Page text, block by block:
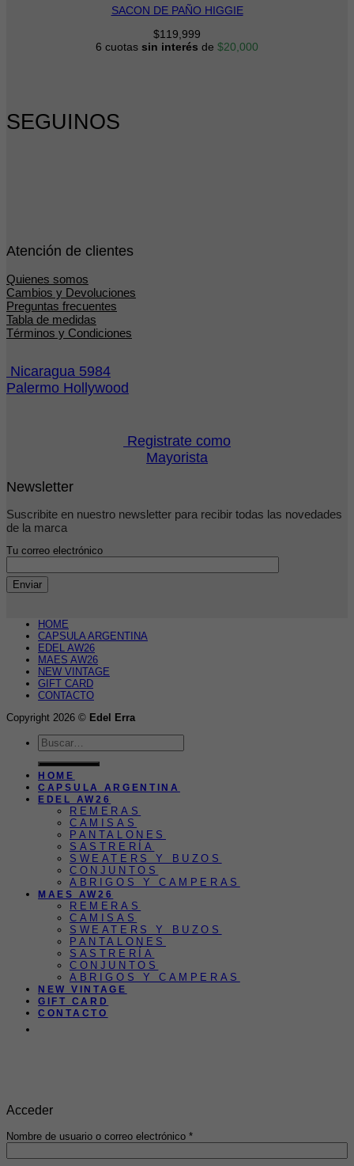
SACON DE PAÑO HIGGIE
$119,999
6 cuotas sin interés de $20,000
SEGUINOS
Atención de clientes
Quienes somos
Cambios y Devoluciones
Preguntas frecuentes
Tabla de medidas
Términos y Condiciones
Nicaragua 5984
Palermo Hollywood
Registrate como
Mayorista
Newsletter
Suscribite en nuestro newsletter para recibir todas las novedades
de la marca
Tu correo electrónico
HOME
CAPSULA ARGENTINA
EDEL AW26
MAES AW26
NEW VINTAGE
GIFT CARD
CONTACTO
Copyright 2026 © Edel Erra
Buscar
por:
HOME
CAPSULA ARGENTINA
EDEL AW26
REMERAS
CAMISAS
PANTALONES
SASTRERÍA
SWEATERS Y BUZOS
CONJUNTOS
ABRIGOS Y CAMPERAS
MAES AW26
REMERAS
CAMISAS
SWEATERS Y BUZOS
PANTALONES
SASTRERÍA
CONJUNTOS
ABRIGOS Y CAMPERAS
NEW VINTAGE
GIFT CARD
CONTACTO
Acceder
Nombre de usuario o correo electrónico *Obligatorio